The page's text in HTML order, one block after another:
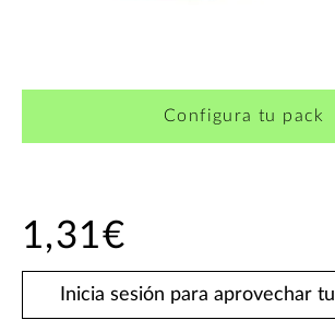
Configura tu pack
1,31€
Inicia sesión para aprovechar tu